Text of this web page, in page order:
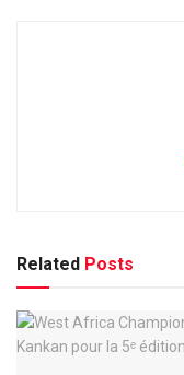
Related Posts